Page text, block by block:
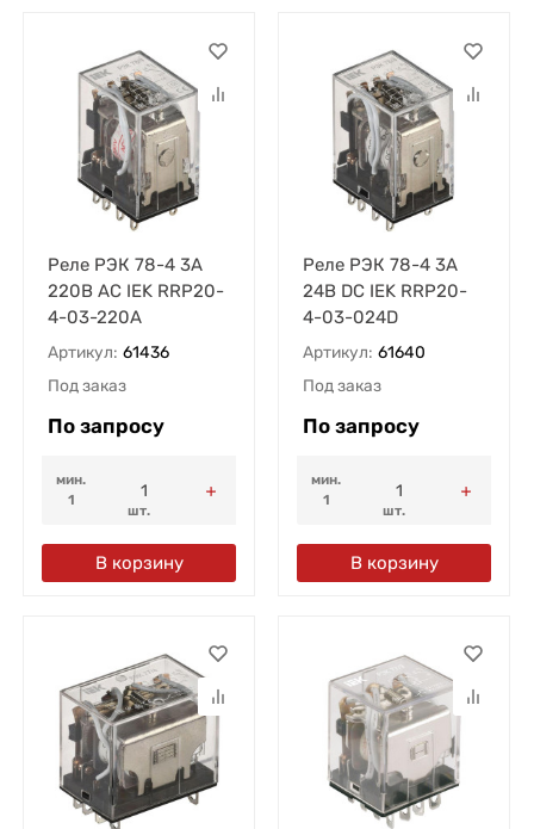
Реле РЭК 78-4 3А
220В AC IEK RRP20-
4-03-220A
Артикул: 61436
Под заказ
По запросу
мин.
1
шт.
В корзину
Реле РЭК 78-4 3А
24В DC IEK RRP20-
4-03-024D
Артикул: 61640
Под заказ
По запросу
мин.
1
шт.
В корзину